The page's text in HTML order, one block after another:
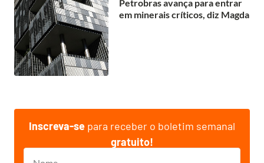
Petrobras avança para entrar
em minerais críticos, diz Magda
Inscreva-se para receber o boletim semanal
gratuito!